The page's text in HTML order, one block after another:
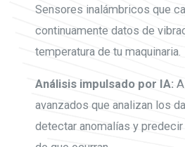
Sensores inalámbricos que
continuamente datos de
temperatura de tu maquinaria.
Análisis impulsado por IA:
avanzados que analizan los
detectar anomalías y